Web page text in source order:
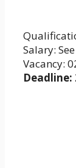
Salary:
Vacancy:
Deadline: